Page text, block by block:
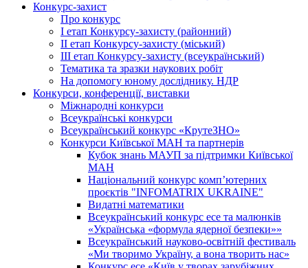
Конкурс-захист
Про конкурс
І етап Конкурсу-захисту (районний)
ІІ етап Конкурсу-захисту (міський)
ІІІ етап Конкурсу-захисту (всеукраїнський)
Тематика та зразки наукових робіт
На допомогу юному досліднику. НДР
Конкурси, конференції, виставки
Міжнародні конкурси
Всеукраїнські конкурси
Всеукраїнський конкурс «КрутеЗНО»
Конкурси Київської МАН та партнерів
Кубок знань МАУП за підтримки Київської
МАН
Національний конкурс комп’ютерних
проєктів "INFOMATRIX UKRAINE"
Видатні математики
Всеукраїнський конкурс есе та малюнків
«Українська «формула ядерної безпеки»»
Всеукраїнський науково-освітній фестиваль
«Ми творимо Україну, а вона творить нас»